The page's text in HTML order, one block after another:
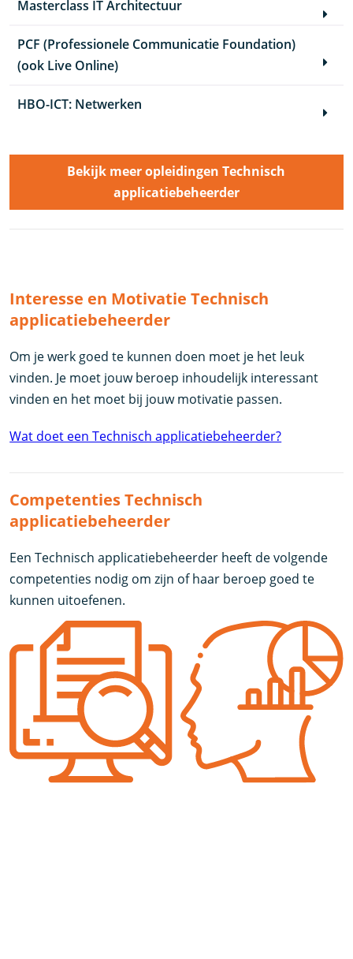
Masterclass IT Architectuur
PCF (Professionele Communicatie Foundation)
(ook Live Online)
HBO-ICT: Netwerken
Bekijk meer opleidingen Technisch
applicatiebeheerder
Interesse en Motivatie Technisch
applicatiebeheerder
Om je werk goed te kunnen doen moet je het leuk
vinden. Je moet jouw beroep inhoudelijk interessant
vinden en het moet bij jouw motivatie passen.
Wat doet een Technisch applicatiebeheerder?
Competenties Technisch
applicatiebeheerder
Een Technisch applicatiebeheerder heeft de volgende
competenties nodig om zijn of haar beroep goed te
kunnen uitoefenen.